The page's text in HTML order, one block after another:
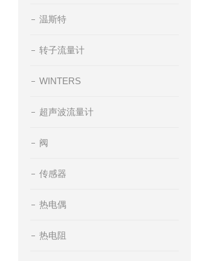
温斯特
转子流量计
WINTERS
超声波流量计
阀
传感器
热电偶
热电阻